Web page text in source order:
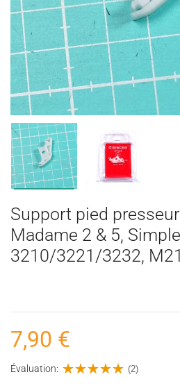
Support pied
Madame 2 & 5, Simple
3210/3221/3232,
7,90 €
Évaluation: (2)